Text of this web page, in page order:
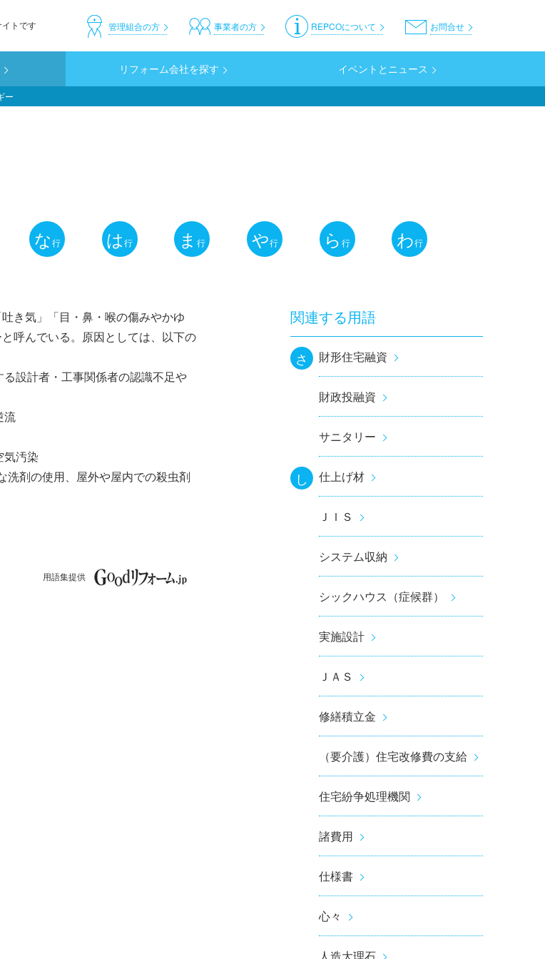
トです header_customer お問合せ
REPCOについて
事業者の方
管理組合の方
リフォーム会社を探す イベントとニュース
ー
な行 は行 ま 行 や行 ら行 わ行
き気」「目・鼻・喉の傷みやかゆ
呼んでいる。原因としては、以下の
設計者・工事関係者の認識不足や
流
気汚染
洗剤の使用、屋外や屋内での殺虫剤
用語集提供
関連する用語
さ 財形住宅融資
財政投融資
サニタリー
し 仕上げ材
ＪＩＳ
システム収納
シックハウス（症候群）
実施設計
ＪＡＳ
修繕積立金
（要介護）住宅改修費の支給
住宅紛争処理機関
諸費用
仕様書
心々
人造大理石